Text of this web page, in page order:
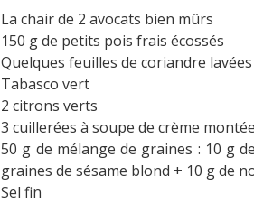
La chair de 2 avocats bien mûrs
150 g de petits pois frais écossés
Quelques feuilles de coriandre lavées
Tabasco vert
2 citrons verts
3 cuillerées à soupe de crème
50 g de mélange de graines : 10 g
graines de sésame blond + 10 g de
Sel fin